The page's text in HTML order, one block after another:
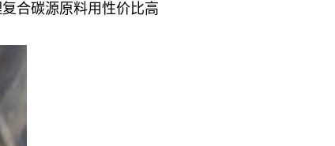
合碳源原料用性价比高